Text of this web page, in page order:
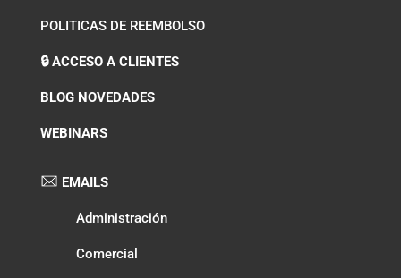
POLITICAS DE REEMBOLSO
🔒 ACCESO A CLIENTES
BLOG NOVEDADES
WEBINARS
EMAILS
Administración
Comercial